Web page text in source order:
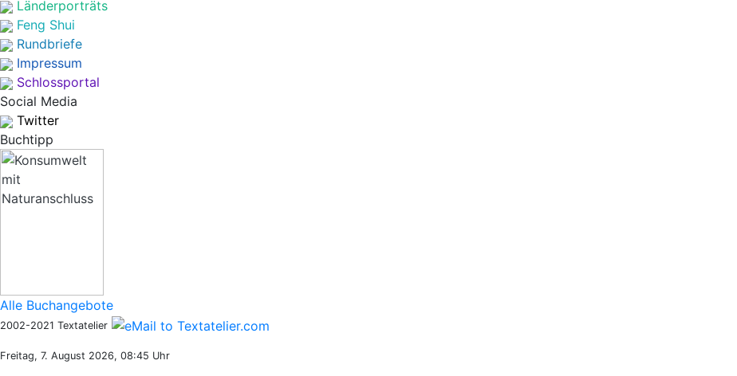
Länderporträts
Feng Shui
Rundbriefe
Impressum
Schlossportal
Social Media
Twitter
Buchtipp
Alle Buchangebote
2002-2021 Textatelier
Freitag, 7. August 2026, 08:45 Uhr